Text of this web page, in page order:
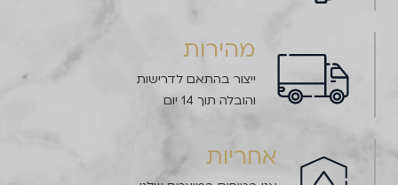
מהירות
ייצור בהתאם לדרישות
והובלה תוך 14 יום
אחריות